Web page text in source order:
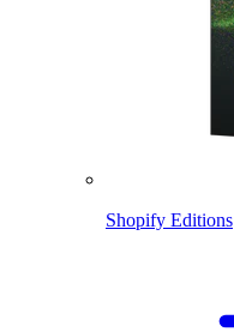
Shopify Editions